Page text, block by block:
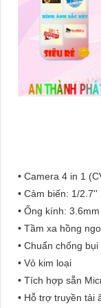
• Camera 4 in 1
• Cảm biến: 1/2.7''
• Ống kính:
• Tầm xa hồng
• Chuẩn chống
• Vỏ kim loại
• Tích hợp sẵn
• Hỗ trợ truyền tải